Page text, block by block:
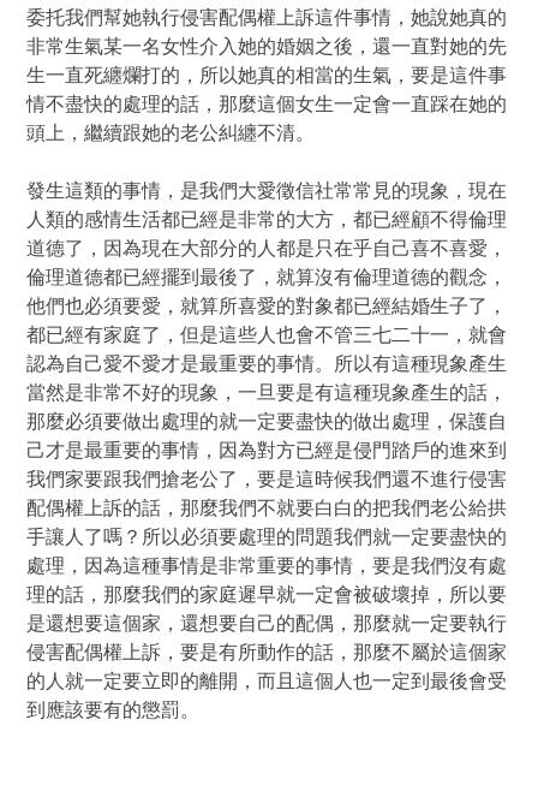
委托我們幫她執行侵害配偶權上訴這件事情，她說她真的
非常生氣某一名女性介入她的婚姻之後，還一直對她的先
生一直死纏爛打的，所以她真的相當的生氣，要是這件事
情不盡快的處理的話，那麼這個女生一定會一直踩在她的
頭上，繼續跟她的老公糾纏不清。
發生這類的事情，是我們大愛徵信社常常見的現象，現在
人類的感情生活都已經是非常的大方，都已經顧不得倫理
道德了，因為現在大部分的人都是只在乎自己喜不喜愛，
倫理道德都已經擺到最後了，就算沒有倫理道德的觀念，
他們也必須要愛，就算所喜愛的對象都已經結婚生子了，
都已經有家庭了，但是這些人也會不管三七二十一，就會
認為自己愛不愛才是最重要的事情。所以有這種現象產生
當然是非常不好的現象，一旦要是有這種現象產生的話，
那麼必須要做出處理的就一定要盡快的做出處理，保護自
己才是最重要的事情，因為對方已經是侵門踏戶的進來到
我們家要跟我們搶老公了，要是這時候我們還不進行侵害
配偶權上訴的話，那麼我們不就要白白的把我們老公給拱
手讓人了嗎？所以必須要處理的問題我們就一定要盡快的
處理，因為這種事情是非常重要的事情，要是我們沒有處
理的話，那麼我們的家庭遲早就一定會被破壞掉，所以要
是還想要這個家，還想要自己的配偶，那麼就一定要執行
侵害配偶權上訴，要是有所動作的話，那麼不屬於這個家
的人就一定要立即的離開，而且這個人也一定到最後會受
到應該要有的懲罰。